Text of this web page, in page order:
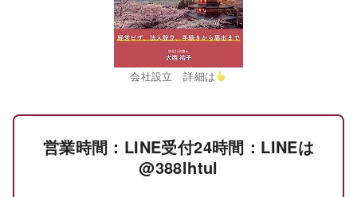
会社設立 詳細は
営業時間：LINE受付24時間：LINEは
@388lhtul